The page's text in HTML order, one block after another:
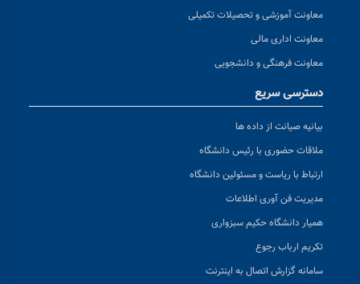
معاونت آموزشی و تحصیلات تکمیلی
معاونت اداری مالی
معاونت فرهنگی و دانشجویی
دسترسی سریع
بیانیه صیانت از داده ها
ملاقات حضوری با رئیس دانشگاه
ارتباط با ریاست و مسئولین دانشگاه
مدیریت فن آوری اطلاعات
همیار دانشگاه حکیم سبزواری
تکریم ارباب رجوع
سامانه گزارش اتصال به اینترنت